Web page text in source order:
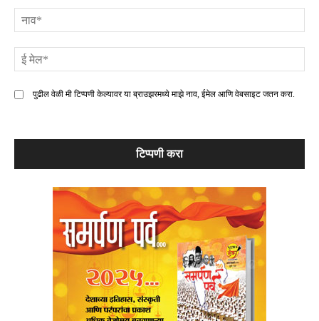
पुढील वेळी मी टिप्पणी केल्यावर या ब्राउझरमध्ये माझे नाव, ईमेल आणि वेबसाइट जतन करा.